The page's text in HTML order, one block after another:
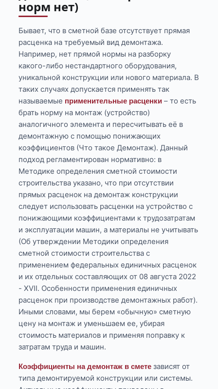
норм нет)
Бывает, что в сметной базе отсутствует прямая
расценка на требуемый вид демонтажа.
Например, нет прямой нормы на разборку
какого-либо нестандартного оборудования,
уникальной конструкции или нового материала. В
таких случаях допускается применять так
называемые применительные расценки – то есть
брать норму на монтаж (устройство)
аналогичного элемента и пересчитывать её в
демонтажную с помощью понижающих
коэффициентов (Что такое Демонтаж). Данный
подход регламентирован нормативно: в
Методике определения сметной стоимости
строительства указано, что при отсутствии
прямых расценок на демонтаж конструкции
следует использовать расценки на устройство с
понижающими коэффициентами к трудозатратам
и эксплуатации машин, а материалы не учитывать
(Об утверждении Методики определения
сметной стоимости строительства с
применением федеральных единичных расценок
и их отдельных составляющих от 08 августа 2022
- XVII. Особенности применения единичных
расценок при производстве демонтажных работ).
Иными словами, мы берем «обычную» сметную
цену на монтаж и уменьшаем ее, убирая
стоимость материалов и применяя поправку к
затратам труда и машин.
Коэффициенты на демонтаж в смете зависят от
типа демонтируемой конструкции или системы.